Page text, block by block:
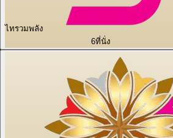
ไทรวมพลัง
6ที่นั่ง